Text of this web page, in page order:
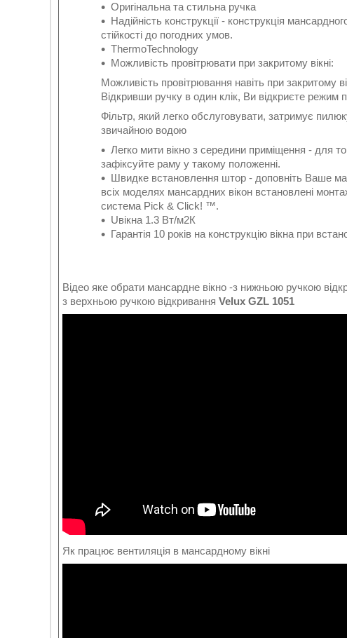
Оригінальна та стильна ручка
Надійність конструкції - конструкція
стійкості до погодних умов.
ThermoTechnology
Можливість провітрювати при закритому вікні:
Можливість провітрювання навіть при закритому
Відкривши ручку в один клік, Ви відкриєте режим
Фільтр, який легко обслуговувати, затримує
звичайною водою
Легко мити вікно з середини приміщення - для
зафіксуйте раму у такому положенні.
Швидке встановлення штор - доповніть Ваше
всіх моделях мансардних вікон встановлені
система Pick & Click! ™.
Uвікна 1.3 Вт/м2К
Гарантія 10 років на конструкцію вікна при
Відео яке обрати мансардне вікно -з нижньою ручкою
з верхньою ручкою відкривання Velux GZL 1051
Як працює вентиляція в мансардному вікні